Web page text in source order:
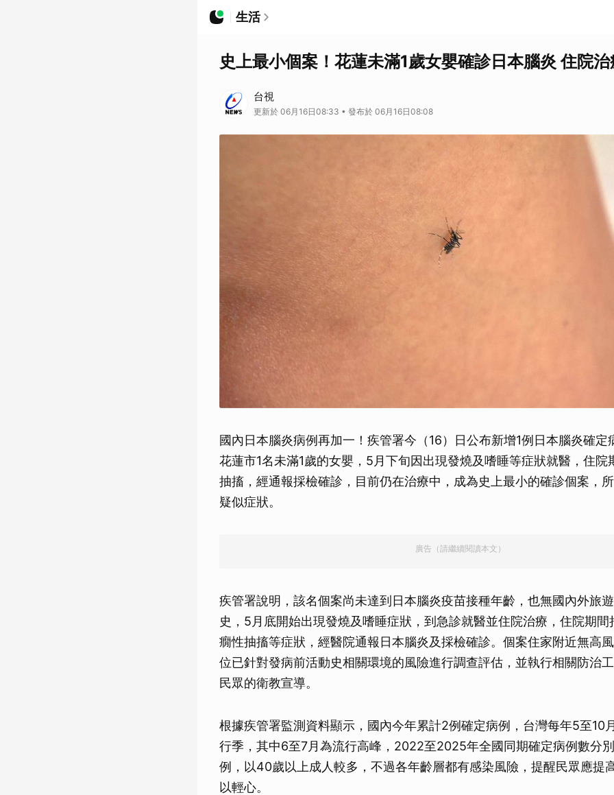
生活
史上最小個案！花蓮未滿1歲女嬰確診日本腦炎 住院
台視
更新於 06月16日08:33 • 發布於 06月16日08:08
國內日本腦炎病例再加一！疾管署今（16）日公布新增1例日本腦炎確定
花蓮市1名未滿1歲的女嬰，5月下旬因出現發燒及嗜睡等症狀就醫，住院
抽搐，經通報採檢確診，目前仍在治療中，成為史上最小的確診個案，
疑似症狀。
廣告（請繼續閱讀本文）
疾管署說明，該名個案尚未達到日本腦炎疫苗接種年齡，也無國內外旅
史，5月底開始出現發燒及嗜睡症狀，到急診就醫並住院治療，住院期間
癇性抽搐等症狀，經醫院通報日本腦炎及採檢確診。個案住家附近無高
位已針對發病前活動史相關環境的風險進行調查評估，並執行相關防治
民眾的衛教宣導。
根據疾管署監測資料顯示，國內今年累計2例確定病例，台灣每年5至10
行季，其中6至7月為流行高峰，2022至2025年全國同期確定病例數分
例，以40歲以上成人較多，不過各年齡層都有感染風險，提醒民眾應提
以輕心。